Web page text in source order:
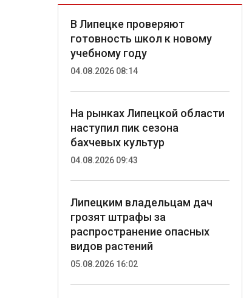
В Липецке проверяют
готовность школ к новому
учебному году
04.08.2026 08:14
На рынках Липецкой области
наступил пик сезона
бахчевых культур
04.08.2026 09:43
Липецким владельцам дач
грозят штрафы за
распространение опасных
видов растений
05.08.2026 16:02